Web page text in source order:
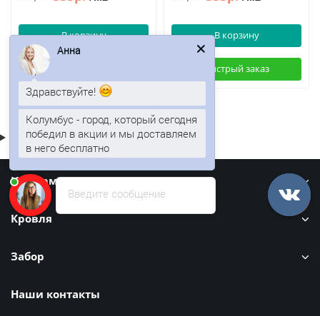
В корзину В корзину
Быстрый заказ
Информация
Кровля
Забор
Наши контакты
Введите сообщение
Анна
Здравствуйте!
Колумбус - город, который сегодня
победил в акции и мы доставляем
в него бесплатно